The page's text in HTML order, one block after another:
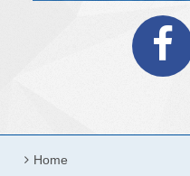
Home